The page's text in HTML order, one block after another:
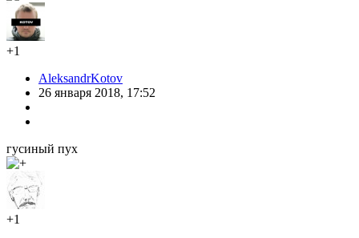
+1
AleksandrKotov
26 января 2018, 17:52
гусиный пух
+1